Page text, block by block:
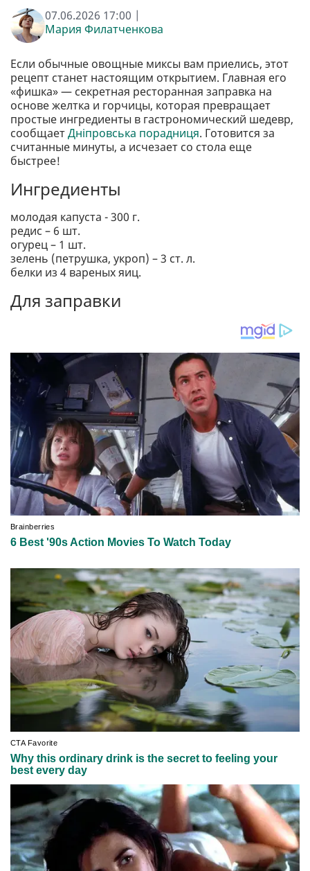
07.06.2026 17:00 |
Мария Филатченкова
Если обычные овощные миксы вам приелись, этот
рецепт станет настоящим открытием. Главная его
«фишка» — секретная ресторанная заправка на
основе желтка и горчицы, которая превращает
простые ингредиенты в гастрономический шедевр,
сообщаетДніпровська порадниця. Готовится за
считанные минуты, а исчезает со стола еще
быстрее!
Ингредиенты
молодая капуста - 300 г.
редис – 6 шт.
огурец – 1 шт.
зелень (петрушка, укроп) – 3 ст. л.
белки из 4 вареных яиц.
Для заправки